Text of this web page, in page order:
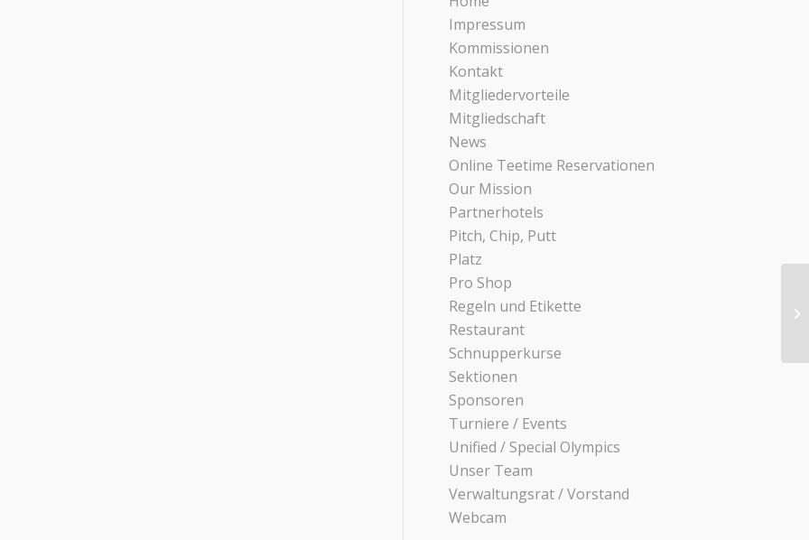
Impressum
Kommissionen
Kontakt
Mitgliedervorteile
Mitgliedschaft
News
Online Teetime Reservationen
Our Mission
Partnerhotels
Pitch, Chip, Putt
Platz
Pro Shop
Regeln und Etikette
Restaurant
Schnupperkurse
Sektionen
Sponsoren
Turniere / Events
Unified / Special Olympics
Unser Team
Verwaltungsrat / Vorstand
Webcam